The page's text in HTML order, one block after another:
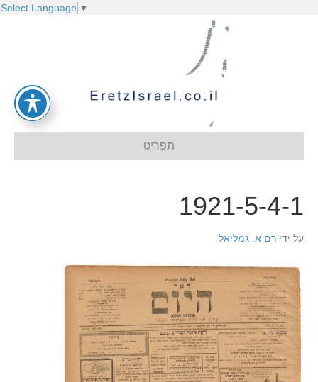
Select Language ▼
תפריט
1921-5-4-1
על ידי רם א. גמליאל